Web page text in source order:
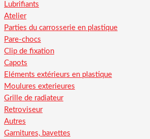
Lubrifiants
Atelier
Parties du carrosserie en plastique
Pare-chocs
Clip de fixation
Capots
Eléments extérieurs en plastique
Moulures exterieures
Grille de radiateur
Retroviseur
Autres
Garnitures, bavettes